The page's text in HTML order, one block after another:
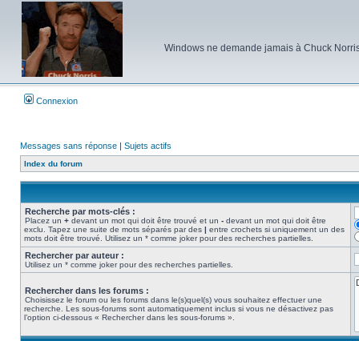
Windows ne demande jamais à Chuck
Connexion
Messages sans réponse | Sujets actifs
Index du forum
Recherche par mots-clés :
Placez un + devant un mot qui doit être trouvé et un - devant un mot qui doit être
exclu. Tapez une suite de mots séparés par des | entre crochets si uniquement un des
mots doit être trouvé. Utilisez un * comme joker pour des recherches partielles.
Rechercher par auteur :
Utilisez un * comme joker pour des recherches partielles.
Rechercher dans les forums :
Choisissez le forum ou les forums dans le(s)quel(s) vous souhaitez effectuer une
recherche. Les sous-forums sont automatiquement inclus si vous ne désactivez pas
l’option ci-dessous « Rechercher dans les sous-forums ».